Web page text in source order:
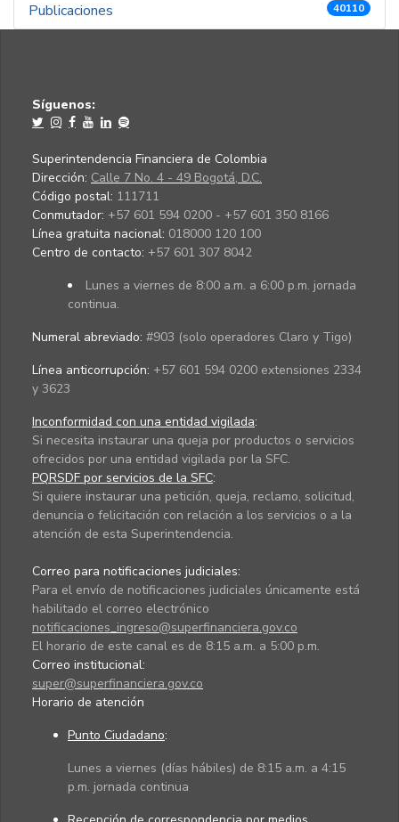
Publicaciones 40110
Síguenos:
Superintendencia Financiera de Colombia
Dirección: Calle 7 No. 4 - 49 Bogotá, D.C.
Código postal: 111711
Conmutador: +57 601 594 0200 - +57 601 350 8166
Línea gratuita nacional: 018000 120 100
Centro de contacto: +57 601 307 8042
Lunes a viernes de 8:00 a.m. a 6:00 p.m. jornada
continua.
Numeral abreviado: #903 (solo operadores Claro y Tigo)
Línea anticorrupción: +57 601 594 0200 extensiones 2334
y 3623
Inconformidad con una entidad vigilada:
Si necesita instaurar una queja por productos o servicios
ofrecidos por una entidad vigilada por la SFC.
PQRSDF por servicios de la SFC:
Si quiere instaurar una petición, queja, reclamo, solicitud,
denuncia o felicitación con relación a los servicios o a la
atención de esta Superintendencia.
Correo para notificaciones judiciales:
Para el envío de notificaciones judiciales únicamente está
habilitado el correo electrónico
notificaciones_ingreso@superfinanciera.gov.co
El horario de este canal es de 8:15 a.m. a 5:00 p.m.
Correo institucional:
super@superfinanciera.gov.co
Horario de atención
Punto Ciudadano:
Lunes a viernes (días hábiles) de 8:15 a.m. a 4:15
p.m. jornada continua